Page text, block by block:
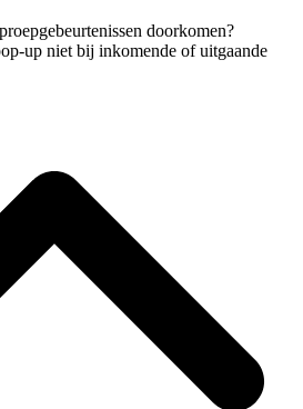
doorkomen?
up niet bij inkomende of uitgaande